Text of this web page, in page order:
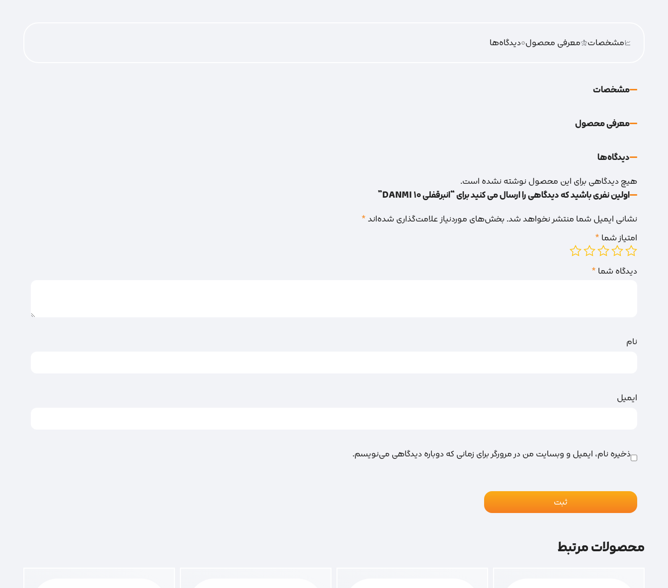
مشخصات معرفی محصول0دیدگاه‌‌ها
مشخصات
معرفی محصول
دیدگاه‌‌ها
هیچ دیدگاهی برای این محصول نوشته نشده است.
اولین نفری باشید که دیدگاهی را ارسال می کنید برای “انبرقفلی 10 DANMI”
نشانی ایمیل شما منتشر نخواهد شد. بخش‌های موردنیاز علامت‌گذاری شده‌اند*
امتیاز شما *
دیدگاه شما *
نام
ایمیل
ذخیره نام، ایمیل و وبسایت من در مرورگر برای زمانی که دوباره دیدگاهی می‌نویسم.
محصولات مرتبط